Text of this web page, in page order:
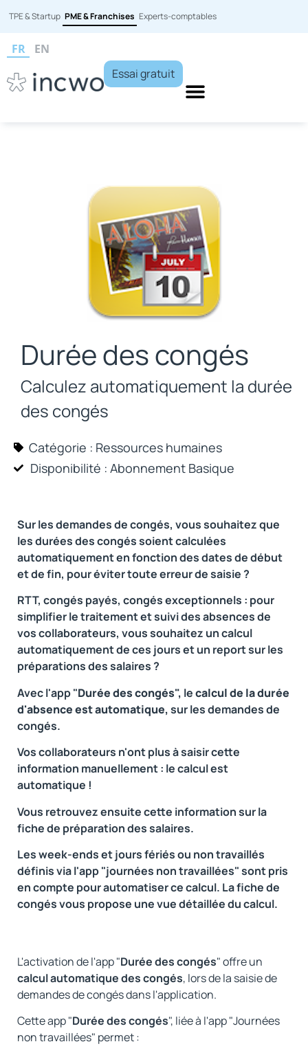
TPE & Startup PME & Franchises Experts-comptables
FR
EN
Essai gratuit
Durée des congés
Calculez automatiquement la durée
des congés
Catégorie : Ressources humaines
Disponibilité : Abonnement Basique
Sur les demandes de congés, vous souhaitez que
les durées des congés soient calculées
automatiquement en fonction des dates de début
et de fin, pour éviter toute erreur de saisie ?
RTT, congés payés, congés exceptionnels : pour
simplifier le traitement et suivi des absences de
vos collaborateurs, vous souhaitez un calcul
automatiquement de ces jours et un report sur les
préparations des salaires ?
Avec l'app "Durée des congés", lecalcul de la durée
d'absence est automatique,sur les demandes de
congés.
Vos collaborateurs n'ont plus à saisir cette
information manuellement : le calcul est
automatique !
Vous retrouvez ensuite cette information sur la
fiche de préparation des salaires.
Les week-ends et jours fériés ou non travaillés
définis via l'app "journées non travaillées" sont pris
en compte pour automatiser ce calcul. La fiche de
congés vous propose une vue détaillée du calcul.
L'activation de l'app "Durée des congés" offre un
calcul automatique des congés, lors de la saisie de
demandes de congés dans l'application.
Cette app "Durée des congés", liée à l'app "Journées
non travaillées" permet :